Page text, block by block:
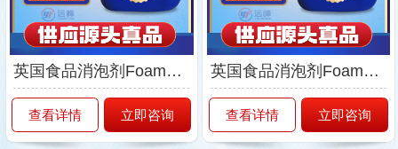
英国食品消泡剂Foamdoctor-F2100
查看详情 立即咨询
英国食品消泡剂Foamdoctor-F2768E
查看详情 立即咨询